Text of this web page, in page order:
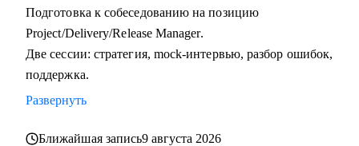
Подготовка к собеседованию на позицию
Project/Delivery/Release Manager.
Две сессии: стратегия, mock-интервью, разбор ошибок,
поддержка.
Развернуть
Ближайшая запись9 августа 2026